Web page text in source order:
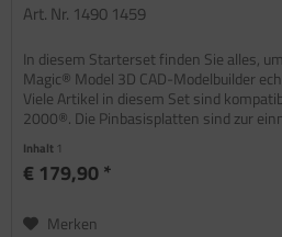
Art. Nr. 1490 1459
In diesem Starterset finden Sie alles,
Magic® Model 3D CAD-Modelbuilder
Viele Artikel in diesem Set sind
2000®. Die Pinbasisplatten sind zur
Inhalt 1
€ 179,90 *
Merken